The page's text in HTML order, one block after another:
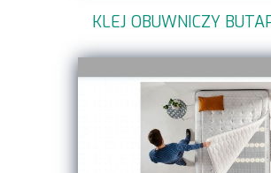
KLEJ OBUWNICZY